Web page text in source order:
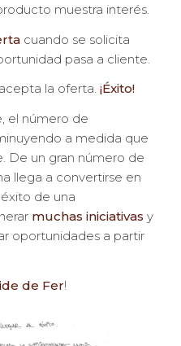
muestra interés.
cuando se solicita
pasa a cliente.
la oferta. ¡Éxito!
el número de
a medida que
De un gran número de
llega a convertirse en
de una
muchas iniciativas y
oportunidades a partir
de Fer!